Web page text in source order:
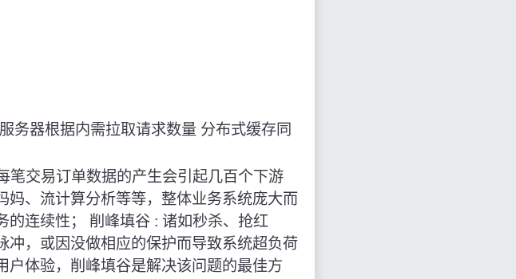
务器根据内需拉取请求数量 分布式缓存同
笔交易订单数据的产生会引起几百个下游
、流计算分析等等，整体业务系统庞大而
的连续性； 削峰填谷 : 诸如秒杀、抢红
冲，或因没做相应的保护而导致系统超负荷
户体验，削峰填谷是解决该问题的最佳方